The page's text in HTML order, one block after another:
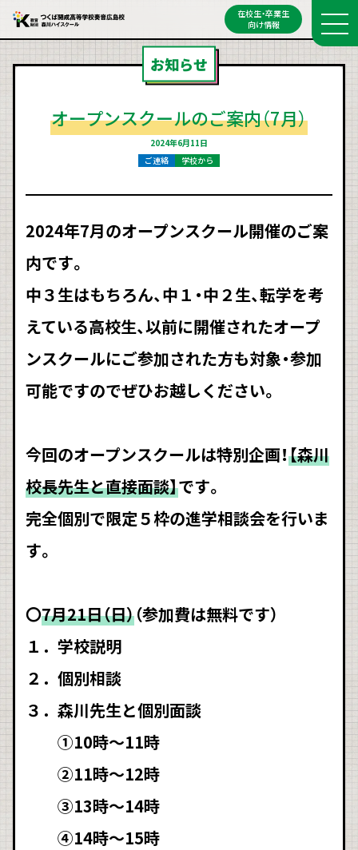
在校生・卒業生
向け情報
お知らせ
オープンスクールのご案内（7月）
2024年6月11日
ご連絡
学校から
2024年7月のオープンスクール開催のご案
内です。
中３生はもちろん、中１・中２生、転学を考
えている高校生、以前に開催されたオープ
ンスクールにご参加された方も対象・参加
可能ですのでぜひお越しください。
今回のオープンスクールは特別企画！【森川
校長先生と直接面談】です。
完全個別で限定５枠の進学相談会を行いま
す。
〇7月21日（日）（参加費は無料です）
１．学校説明
２．個別相談
３．森川先生と個別面談
➀10時～11時
②11時～12時
③13時～14時
④14時～15時